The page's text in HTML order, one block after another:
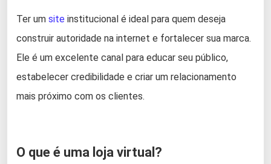
Ter um site institucional é ideal para quem deseja
construir autoridade na internet e fortalecer sua marca.
Ele é um excelente canal para educar seu público,
estabelecer credibilidade e criar um relacionamento
mais próximo com os clientes.
O que é uma loja virtual?